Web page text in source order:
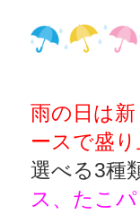
雨の日は
ースで盛
選べる3種
ス、たこ